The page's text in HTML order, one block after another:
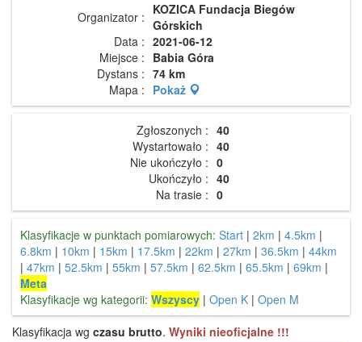
Organizator : KOZICA Fundacja Biegów
Górskich
Data : 2021-06-12
Miejsce : Babia Góra
Dystans : 74 km
Mapa : Pokaż
Zgłoszonych : 40
Wystartowało : 40
Nie ukończyło : 0
Ukończyło : 40
Na trasie : 0
Klasyfikacje w punktach pomiarowych: Start | 2km | 4.5km |
6.8km | 10km | 15km | 17.5km | 22km | 27km | 36.5km | 44km
| 47km | 52.5km | 55km | 57.5km | 62.5km | 65.5km | 69km |
Meta
Klasyfikacje wg kategorii: Wszyscy | Open K | Open M
Klasyfikacja wg czasu brutto. Wyniki nieoficjalne !!!